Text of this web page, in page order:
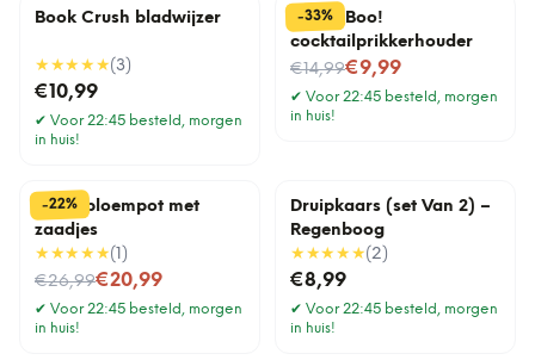
Book Crush bladwijzer
★★★★★(3)
€10,99
✔ Voor 22:45 besteld, morgen
in huis!
-33%
Pick a Boo!
cocktailprikkerhouder
€14,99
Nu voor€9,99
✔ Voor 22:45 besteld, morgen
in huis!
-22%
Lama bloempot met
zaadjes
★★★★★( 1 )
€26,99
Nu voor€20,99
✔ Voor 22:45 besteld, morgen
in huis!
Druipkaars (set Van 2) –
Regenboog
★★★★★(2 )
€8,99
✔ Voor 22:45 besteld, morgen
in huis!